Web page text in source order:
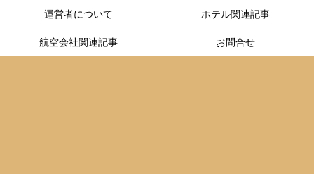
運営者について ホテル関連記事
航空会社関連記事 お問合せ